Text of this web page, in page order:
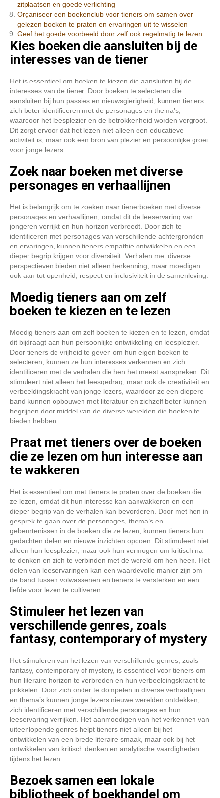
zitplaatsen en goede verlichting
Organiseer een boekenclub voor tieners om samen over
gelezen boeken te praten en ervaringen uit te wisselen
Geef het goede voorbeeld door zelf ook regelmatig te lezen
Kies boeken die aansluiten bij de
interesses van de tiener
Het is essentieel om boeken te kiezen die aansluiten bij de
interesses van de tiener. Door boeken te selecteren die
aansluiten bij hun passies en nieuwsgierigheid, kunnen tieners
zich beter identificeren met de personages en thema’s,
waardoor het leesplezier en de betrokkenheid worden vergroot.
Dit zorgt ervoor dat het lezen niet alleen een educatieve
activiteit is, maar ook een bron van plezier en persoonlijke groei
voor jonge lezers.
Zoek naar boeken met diverse
personages en verhaallijnen
Het is belangrijk om te zoeken naar tienerboeken met diverse
personages en verhaallijnen, omdat dit de leeservaring van
jongeren verrijkt en hun horizon verbreedt. Door zich te
identificeren met personages van verschillende achtergronden
en ervaringen, kunnen tieners empathie ontwikkelen en een
dieper begrip krijgen voor diversiteit. Verhalen met diverse
perspectieven bieden niet alleen herkenning, maar moedigen
ook aan tot openheid, respect en inclusiviteit in de samenleving.
Moedig tieners aan om zelf
boeken te kiezen en te lezen
Moedig tieners aan om zelf boeken te kiezen en te lezen, omdat
dit bijdraagt aan hun persoonlijke ontwikkeling en leesplezier.
Door tieners de vrijheid te geven om hun eigen boeken te
selecteren, kunnen ze hun interesses verkennen en zich
identificeren met de verhalen die hen het meest aanspreken. Dit
stimuleert niet alleen het leesgedrag, maar ook de creativiteit en
verbeeldingskracht van jonge lezers, waardoor ze een diepere
band kunnen opbouwen met literatuur en zichzelf beter kunnen
begrijpen door middel van de diverse werelden die boeken te
bieden hebben.
Praat met tieners over de boeken
die ze lezen om hun interesse aan
te wakkeren
Het is essentieel om met tieners te praten over de boeken die
ze lezen, omdat dit hun interesse kan aanwakkeren en een
dieper begrip van de verhalen kan bevorderen. Door met hen in
gesprek te gaan over de personages, thema’s en
gebeurtenissen in de boeken die ze lezen, kunnen tieners hun
gedachten delen en nieuwe inzichten opdoen. Dit stimuleert niet
alleen hun leesplezier, maar ook hun vermogen om kritisch na
te denken en zich te verbinden met de wereld om hen heen. Het
delen van leeservaringen kan een waardevolle manier zijn om
de band tussen volwassenen en tieners te versterken en een
liefde voor lezen te cultiveren.
Stimuleer het lezen van
verschillende genres, zoals
fantasy, contemporary of mystery
Het stimuleren van het lezen van verschillende genres, zoals
fantasy, contemporary of mystery, is essentieel voor tieners om
hun literaire horizon te verbreden en hun verbeeldingskracht te
prikkelen. Door zich onder te dompelen in diverse verhaallijnen
en thema’s kunnen jonge lezers nieuwe werelden ontdekken,
zich identificeren met verschillende personages en hun
leeservaring verrijken. Het aanmoedigen van het verkennen van
uiteenlopende genres helpt tieners niet alleen bij het
ontwikkelen van een brede literaire smaak, maar ook bij het
ontwikkelen van kritisch denken en analytische vaardigheden
tijdens het lezen.
Bezoek samen een lokale
bibliotheek of boekhandel om